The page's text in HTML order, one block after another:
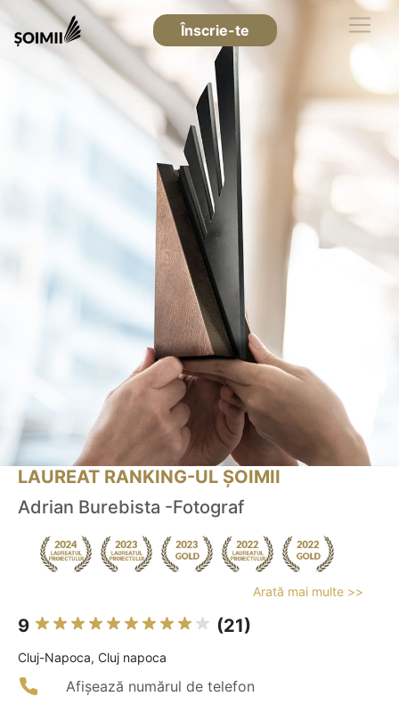
Înscrie-te
LAUREAT RANKING-UL ȘOIMII
Adrian Burebista -Fotograf
Arată mai multe >>
9 (21)
Cluj-Napoca, Cluj napoca
Afișează numărul de telefon